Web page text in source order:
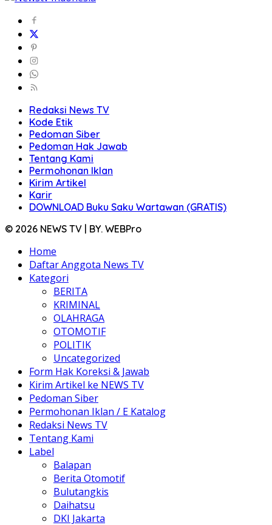
Redaksi News TV
Kode Etik
Pedoman Siber
Pedoman Hak Jawab
Tentang Kami
Permohonan Iklan
Kirim Artikel
Karir
DOWNLOAD Buku Saku Wartawan (GRATIS)
© 2026 NEWS TV | BY. WEBPro
Home
Daftar Anggota News TV
Kategori
BERITA
KRIMINAL
OLAHRAGA
OTOMOTIF
POLITIK
Uncategorized
Form Hak Koreksi & Jawab
Kirim Artikel ke NEWS TV
Pedoman Siber
Permohonan Iklan / E Katalog
Redaksi News TV
Tentang Kami
Label
Balapan
Berita Otomotif
Bulutangkis
Daihatsu
DKI Jakarta